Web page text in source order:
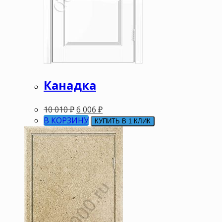
Канадка
10 010₽6 006 ₽
В КОРЗИНУ
КУПИТЬ В 1 КЛИК